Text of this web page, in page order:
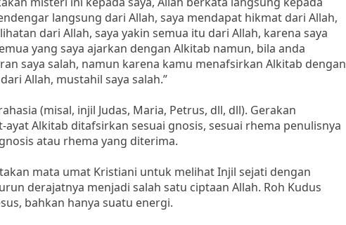
langsung dari Allah, saya mendapat hikmat dari Allah,
dari Allah, saya yakin semua itu dari Allah, karena saya
yang saya ajarkan dengan Alkitab namun, bila anda
saya salah, namun karena kamu menafsirkan Alkitab dengan
Allah, mustahil saya salah.”
(misal, injil Judas, Maria, Petrus, dll, dll). Gerakan
Alkitab ditafsirkan sesuai gnosis, sesuai rhema penulisnya
atau rhema yang diterima.
mata umat Kristiani untuk melihat Injil sejati dengan
derajatnya menjadi salah satu ciptaan Allah. Roh Kudus
bahkan hanya suatu energi.